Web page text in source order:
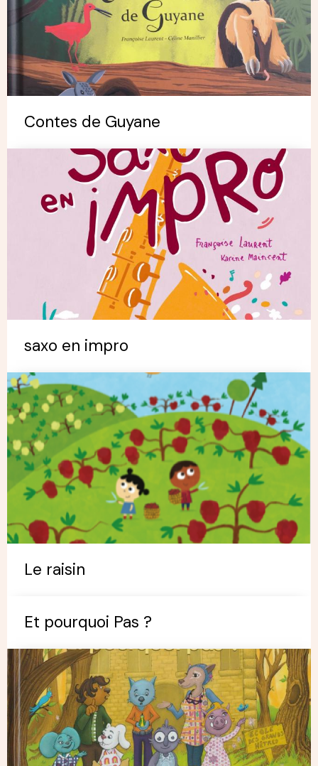
Contes de Guyane
saxo en impro
Le raisin
Et pourquoi Pas ?